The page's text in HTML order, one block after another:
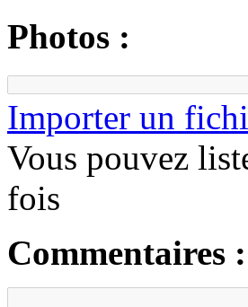
Photos :
Importer un
Vous pouvez
fois
Commentaires :